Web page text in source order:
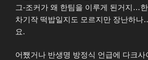
그-조커가 왜 한팀을 이루게 된거지…
차기작 떡밥일지도 모르지만 장난하나
요.
어쨌거나 반생명 방정식 언급에 다크사